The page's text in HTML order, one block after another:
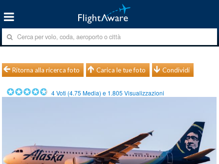
Ritorna alla ricerca foto Carica le tue foto Condividi
4Voti (4.75 Media) e 1.805 Visualizzazioni